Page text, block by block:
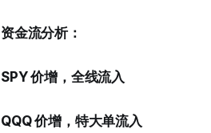
资金流分析：
SPY 价增，全线流入
QQQ 价增，特大单流入